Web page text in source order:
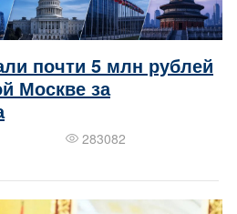
почти 5 млн рублей
Москве за
283082